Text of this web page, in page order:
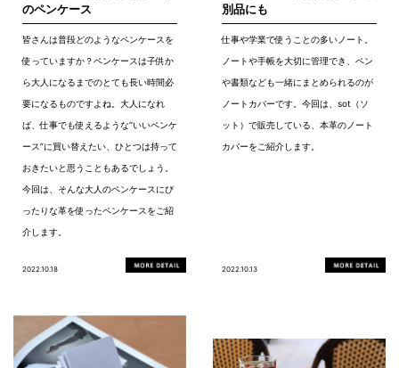
のペンケース
皆さんは普段どのようなペンケースを
使っていますか？ペンケースは子供か
ら大人になるまでのとても長い時間必
要になるものですよね。大人になれ
ば、仕事でも使えるような“いいペンケ
ース”に買い替えたい、ひとつは持って
おきたいと思うこともあるでしょう。
今回は、そんな大人のペンケースにぴ
ったりな革を使ったペンケースをご紹
介します。
2022.10.18
別品にも
仕事や学業で使うことの多いノート。
ノートや手帳を大切に管理でき、ペン
や書類なども一緒にまとめられるのが
ノートカバーです。今回は、sot（ソ
ット）で販売している、本革のノート
カバーをご紹介します。
2022.10.13